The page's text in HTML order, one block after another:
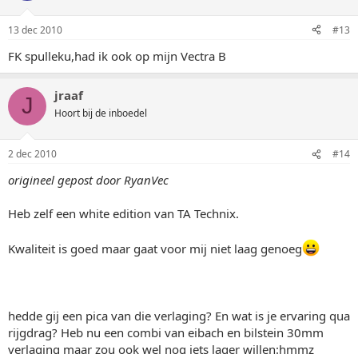
13 dec 2010 #13
FK spulleku,had ik ook op mijn Vectra B
J jraaf
Hoort bij de inboedel
2 dec 2010 #14
origineel gepost door RyanVec
Heb zelf een white edition van TA Technix.
Kwaliteit is goed maar gaat voor mij niet laag genoeg
hedde gij een pica van die verlaging? En wat is je ervaring qua
rijgdrag? Heb nu een combi van eibach en bilstein 30mm
verlaging maar zou ook wel nog iets lager willen:hmmz